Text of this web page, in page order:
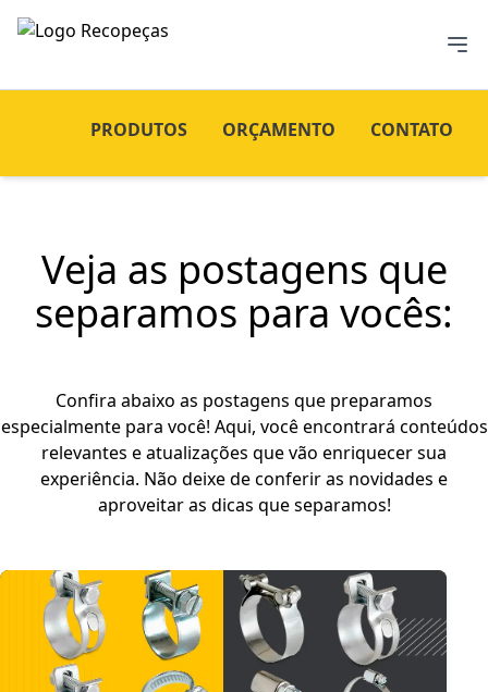
PRODUTOS ORÇAMENTO CONTATO
Veja as postagens que
separamos para vocês:
Confira abaixo as postagens que preparamos
especialmente para você! Aqui, você encontrará conteúdos
relevantes e atualizações que vão enriquecer sua
experiência. Não deixe de conferir as novidades e
aproveitar as dicas que separamos!